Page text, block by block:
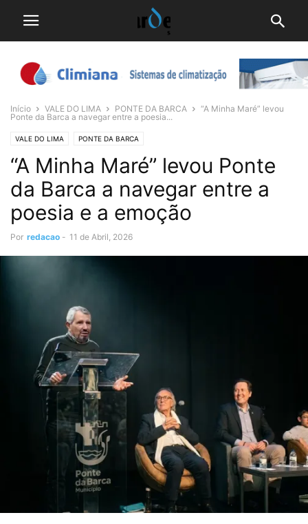
Início VALE DO LIMA PONTE DA BARCA
“A Minha Maré” levou
Ponte da Barca a navegar entre a poesia...
VALE DO LIMA PONTE DA BARCA
“A Minha Maré” levou Ponte
da Barca a navegar entre a
poesia e a emoção
Por redacao - 11 de Abril, 2026